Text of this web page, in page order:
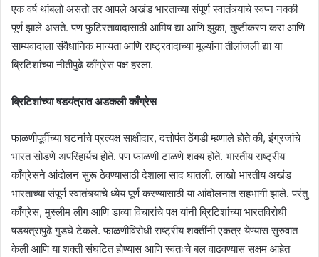
एक वर्ष थांबलो असतो तर आपले अखंड भारताच्या संपूर्ण स्वातंत्र्याचे स्वप्न नक्की
पूर्ण झाले असते. पण फुटिरतावादासाठी आमिष द्या आणि झुका, तुष्टीकरण करा आणि
साम्यवादाला संवैधानिक मान्यता आणि राष्ट्रवादाच्या मूल्यांना तीलांजली द्या या
ब्रिटिशांच्या नीतीपुढे काँग्रेस पक्ष हरला.
ब्रिटिशांच्या षडयंत्रात अडकली काँग्रेस
फाळणीपूर्वीच्या घटनांचे प्रत्यक्ष साक्षीदार, दत्तोपंत ठेंगडी म्हणाले होते की, इंग्रजांचे
भारत सोडणे अपरिहार्यच होते. पण फाळणी टाळणे शक्य होते. भारतीय राष्ट्रीय
काँग्रेसने आंदोलन सुरू ठेवण्यासाठी देशाला साद घातली. लाखो भारतीय अखंड
भारताच्या संपूर्ण स्वातंत्र्याचे ध्येय पूर्ण करण्यासाठी या आंदोलनात सहभागी झाले. परंतु
काँग्रेस, मुस्लीम लीग आणि डाव्या विचारांचे पक्ष यांनी ब्रिटिशांच्या भारतविरोधी
षडयंत्रापुढे गुडघे टेकले. फाळणीविरोधी राष्ट्रीय शक्तींनी एकत्र येण्यास सुरुवात
केली आणि या शक्ती संघटित होण्यास आणि स्वतःचे बल वाढवण्यास सक्षम आहेत